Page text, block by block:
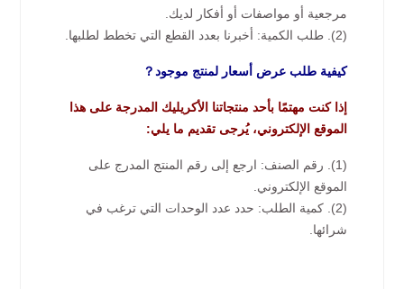
مرجعية أو مواصفات أو أفكار لديك.
(2). طلب الكمية: أخبرنا بعدد القطع التي تخطط لطلبها.
كيفية طلب عرض أسعار لمنتج موجود？
إذا كنت مهتمًا بأحد منتجاتنا الأكريليك المدرجة على هذا
الموقع الإلكتروني، يُرجى تقديم ما يلي:
(1). رقم الصنف: ارجع إلى رقم المنتج المدرج على
الموقع الإلكتروني.
(2). كمية الطلب: حدد عدد الوحدات التي ترغب في
شرائها.